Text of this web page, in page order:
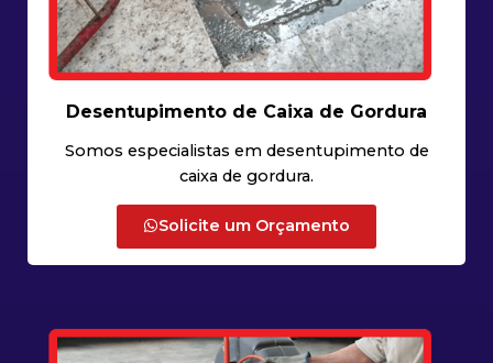
Desentupimento de Caixa de Gordura
Somos especialistas em desentupimento de
caixa de gordura.
Solicite um Orçamento